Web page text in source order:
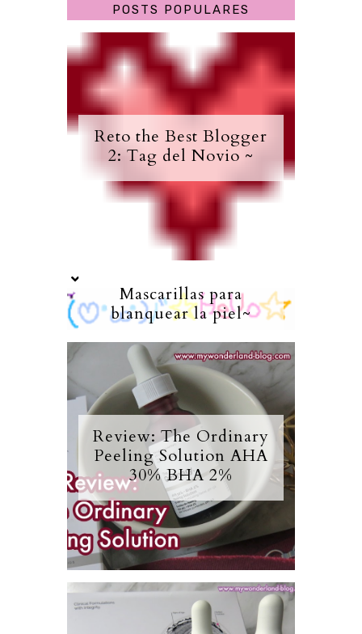
POSTS POPULARES
Reto the Best Blogger
2: Tag del Novio ~
Mascarillas para
blanquear la piel~
Review: The Ordinary
Peeling Solution AHA
30% BHA 2%